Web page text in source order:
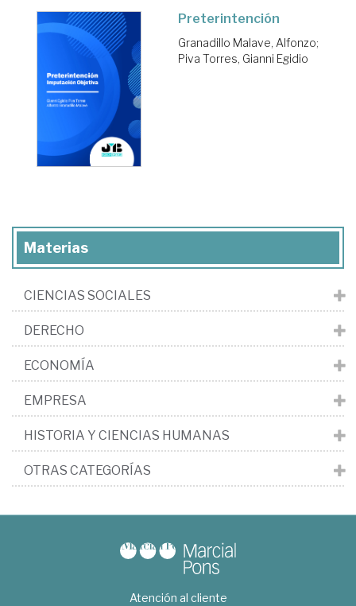
Preterintención
Granadillo Malave, Alfonzo;
Piva Torres, Gianni Egidio
Materias
CIENCIAS SOCIALES
DERECHO
ECONOMÍA
EMPRESA
HISTORIA Y CIENCIAS HUMANAS
OTRAS CATEGORÍAS
Atención al cliente